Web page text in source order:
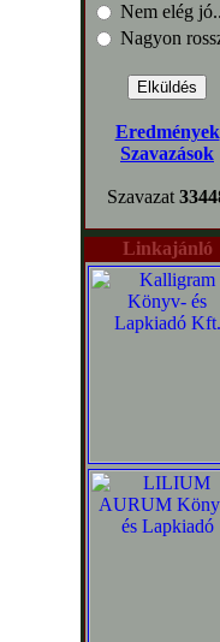
Nem elég
Nagyon
Eredmények
Szavazások
Szavazat
Linkajánló